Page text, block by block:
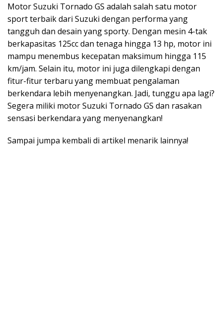
Motor Suzuki Tornado GS adalah salah satu motor
sport terbaik dari Suzuki dengan performa yang
tangguh dan desain yang sporty. Dengan mesin 4-tak
berkapasitas 125cc dan tenaga hingga 13 hp, motor ini
mampu menembus kecepatan maksimum hingga 115
km/jam. Selain itu, motor ini juga dilengkapi dengan
fitur-fitur terbaru yang membuat pengalaman
berkendara lebih menyenangkan. Jadi, tunggu apa lagi?
Segera miliki motor Suzuki Tornado GS dan rasakan
sensasi berkendara yang menyenangkan!
Sampai jumpa kembali di artikel menarik lainnya!